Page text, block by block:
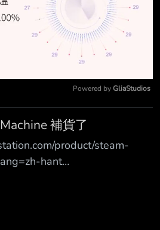
Powered by GliaStudios
補貨了
product/steam-
hant